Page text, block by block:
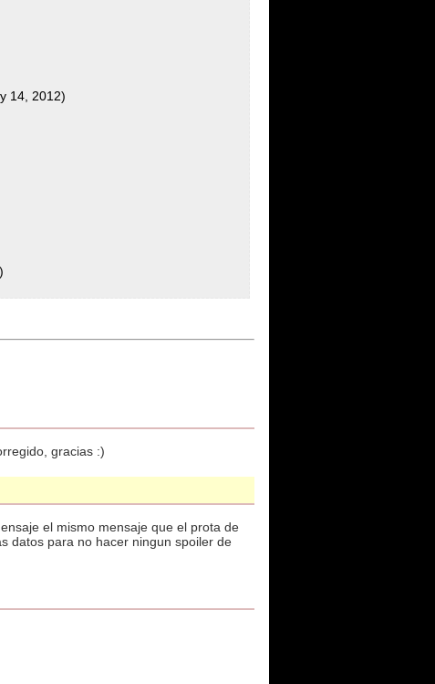
14, 2012)
gracias :)
el mismo mensaje que el prota de
datos para no hacer ningun spoiler de